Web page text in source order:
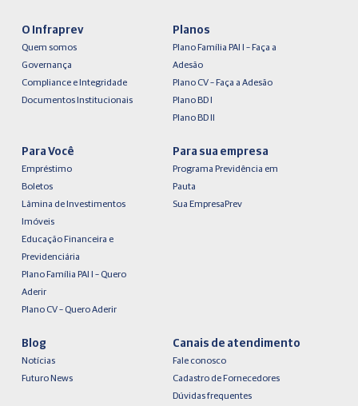
O Infraprev
Quem somos
Governança
Compliance e Integridade
Documentos Institucionais
Planos
Plano Família PAI I – Faça a
Adesão
Plano CV – Faça a Adesão
Plano BD I
Plano BD II
Para Você
Empréstimo
Boletos
Lâmina de Investimentos
Imóveis
Educação Financeira e
Previdenciária
Plano Família PAI I – Quero
Aderir
Plano CV – Quero Aderir
Para sua empresa
Programa Previdência em
Pauta
Sua EmpresaPrev
Blog
Notícias
Futuro News
Canais de atendimento
Fale conosco
Cadastro de Fornecedores
Dúvidas frequentes